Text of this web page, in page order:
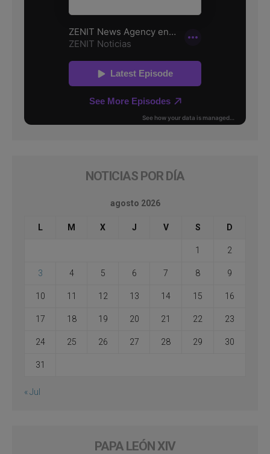
NOTICIAS POR DÍA
agosto 2026
L M X J V S D
1 2
3 4 5 6 7 8 9
10 11 12 13 14 15 16
17 18 19 20 21 22 23
24 25 26 27 28 29 30
31
« Jul
PAPA LEÓN XIV